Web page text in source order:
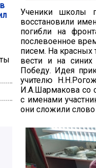
Ученики школы
восстановили
погибли на
послевоенное
писем. На красных
вести и на синих
Победу. Идея
учителю
И.А.Шармакова со
с именами
они сложили